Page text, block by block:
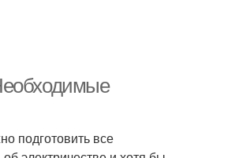
подготовить все